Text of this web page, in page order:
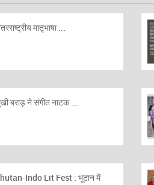
मातृभाषा ...
बराड़ ने संगीत नाटक ...
Indo Lit Fest : भूटान में